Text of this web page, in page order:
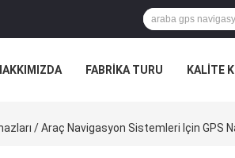
FABRIKA TURU KALITE
/ Araç Navigasyon Sistemleri Için GPS